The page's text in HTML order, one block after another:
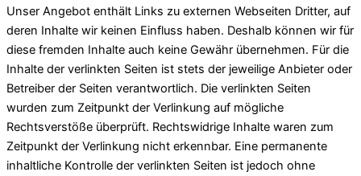
Unser Angebot enthält Links zu externen Webseiten Dritter, auf
deren Inhalte wir keinen Einfluss haben. Deshalb können wir für
diese fremden Inhalte auch keine Gewähr übernehmen. Für die
Inhalte der verlinkten Seiten ist stets der jeweilige Anbieter oder
Betreiber der Seiten verantwortlich. Die verlinkten Seiten
wurden zum Zeitpunkt der Verlinkung auf mögliche
Rechtsverstöße überprüft. Rechtswidrige Inhalte waren zum
Zeitpunkt der Verlinkung nicht erkennbar. Eine permanente
inhaltliche Kontrolle der verlinkten Seiten ist jedoch ohne